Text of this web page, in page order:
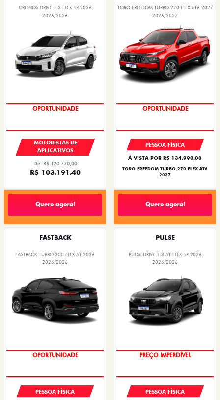
CRONOS DRIVE 1.3 FLEX 4P 2026
2026/2026
OPORTUNIDADE
MOTORISTAS DE
APLICATIVOS
De: R$ 120.770,00
R$ 103.191,40
Quero agora!
TORO FREEDOM TURBO 270 FLEX AT6 2027
2026/2027
SUPERVALORIZAÇÃO DO USADO
PESSOA FÍSICA
À VISTA POR R$ 134.990,00
TORO FREEDOM TURBO 270 FLEX AT6
2027
Quero agora!
FASTBACK
FASTBACK TURBO 200 FLEX AT 2026
2026/2026
OPORTUNIDADE
PESSOA FÍSICA
PULSE
PULSE DRIVE 1.3 AT FLEX 4P 2026
2026/2026
O SUV AUTOMÁTICO MAIS
PESSOA FÍSICA